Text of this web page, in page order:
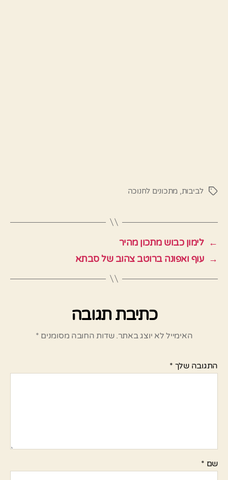
תגיותלביבות מתכונים לחנוכה
← לימון כבוש מתכון מהיר
→ עוף ואפונה ברוטב צהוב של סבתא
כתיבת תגובה
האימייל לא יוצג באתר. שדות החובה מסומנים *
התגובה שלך *
שם *